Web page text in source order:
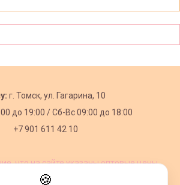
г. Томск, ул. Гагарина, 10
до 19:00 /Сб-Вс 09:00 до 18:00
+7 901 611 42 10
что на сайте указаны оптовые цены,
🍪